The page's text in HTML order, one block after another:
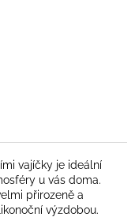
vajíčky je ideální
u vás doma.
přirozeně a
výzdobou.